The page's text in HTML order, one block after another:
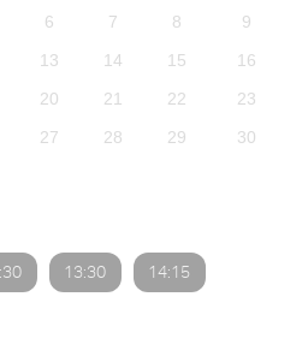
6 7 8
9
13 14 15
16
20 21 22
23
27 28 29
30
13:30 14:15